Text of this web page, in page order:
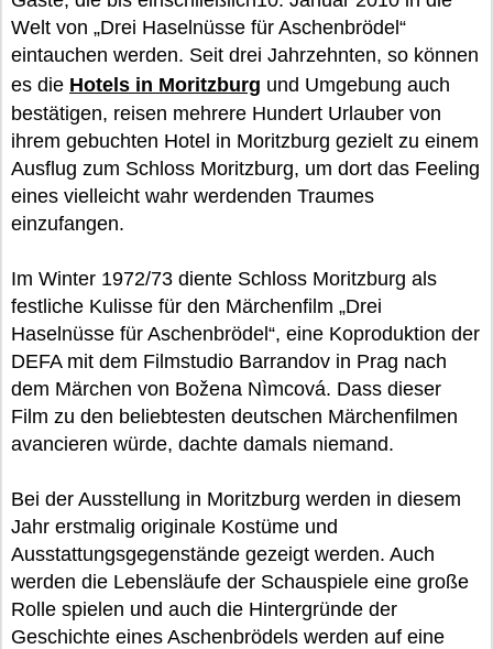
Welt von „Drei Haselnüsse für Aschenbrödel“
eintauchen werden. Seit drei Jahrzehnten, so können
es die Hotels in Moritzburg und Umgebung auch
bestätigen, reisen mehrere Hundert Urlauber von
ihrem gebuchten Hotel in Moritzburg gezielt zu einem
Ausflug zum Schloss Moritzburg, um dort das Feeling
eines vielleicht wahr werdenden Traumes
einzufangen.
Im Winter 1972/73 diente Schloss Moritzburg als
festliche Kulisse für den Märchenfilm „Drei
Haselnüsse für Aschenbrödel“, eine Koproduktion der
DEFA mit dem Filmstudio Barrandov in Prag nach
dem Märchen von Božena Nìmcová. Dass dieser
Film zu den beliebtesten deutschen Märchenfilmen
avancieren würde, dachte damals niemand.
Bei der Ausstellung in Moritzburg werden in diesem
Jahr erstmalig originale Kostüme und
Ausstattungsgegenstände gezeigt werden. Auch
werden die Lebensläufe der Schauspiele eine große
Rolle spielen und auch die Hintergründe der
Geschichte eines Aschenbrödels werden auf eine